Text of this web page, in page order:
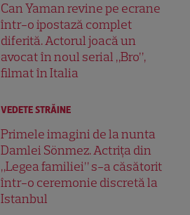
Can Yaman revine pe ecrane
într-o ipostază complet
diferită. Actorul joacă un
avocat în noul serial „Bro”,
filmat în Italia
VEDETE STRĂINE
Primele imagini de la nunta
Damlei Sönmez. Actrița din
„Legea familiei” s-a căsătorit
într-o ceremonie discretă la
Istanbul